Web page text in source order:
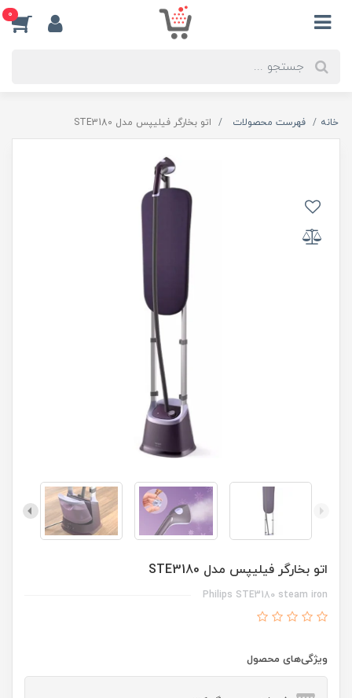
0
خانه فهرست محصولات اتو بخارگر فیلیپس مدل STE3180
اتو بخارگر فیلیپس مدل STE3180
Philips STE3180 steam iron
ویژگی‌های محصول